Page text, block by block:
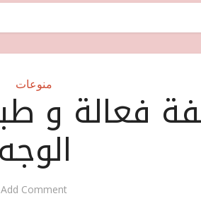
منوعاتفعالة و
الوجه
Add Comment